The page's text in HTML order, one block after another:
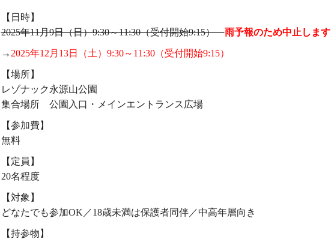
【日時】
2025年11月9日（日）9:30～11:30（受付開始9:15）雨予報のため中止します
→ 2025年12月13日（土）9:30～11:30（受付開始9:15）
【場所】
レゾナック永源山公園
集合場所 公園入口・メインエントランス広場
【参加費】
無料
【定員】
20名程度
【対象】
どなたでも参加OK／18歳未満は保護者同伴／中高年層向き
【持参物】